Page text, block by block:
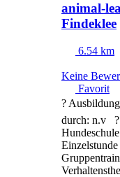
animal-
Findeklee
6.54 km
Keine
Favorit
?
durch: n.v ?